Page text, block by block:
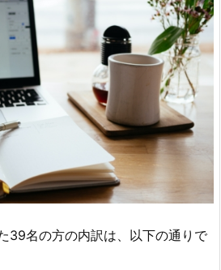
39名の方の内訳は、以下の通りで